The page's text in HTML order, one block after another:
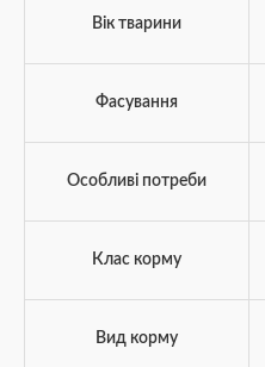
Вік тварини
Фасування
Особливі потреби
Клас корму
Вид корму